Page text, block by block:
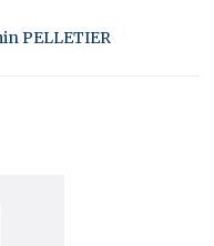
PELLETIER